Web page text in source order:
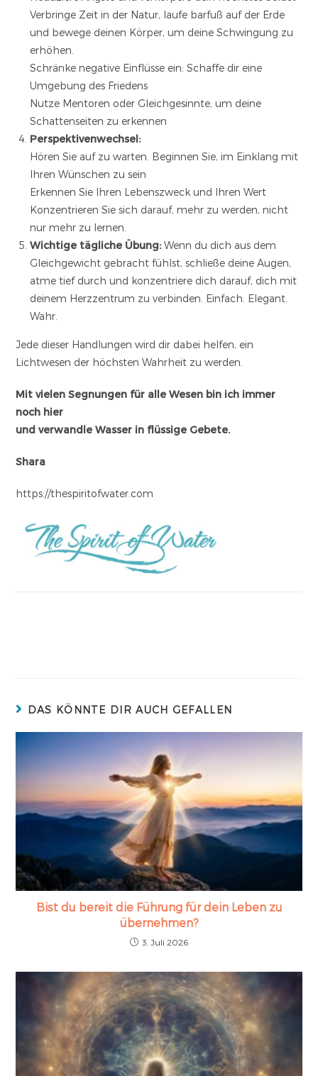
Verbringe Zeit in der Natur, laufe barfuß auf der Erde
und bewege deinen Körper, um deine Schwingung zu
erhöhen.
Schränke negative Einflüsse ein: Schaffe dir eine
Umgebung des Friedens
Nutze Mentoren oder Gleichgesinnte, um deine
Schattenseiten zu erkennen
Perspektivenwechsel:
Hören Sie auf zu warten. Beginnen Sie, im Einklang mit
Ihren Wünschen zu sein
Erkennen Sie Ihren Lebenszweck und Ihren Wert
Konzentrieren Sie sich darauf, mehr zu werden, nicht
nur mehr zu lernen.
Wichtige tägliche Übung: Wenn du dich aus dem
Gleichgewicht gebracht fühlst, schließe deine Augen,
atme tief durch und konzentriere dich darauf, dich mit
deinem Herzzentrum zu verbinden. Einfach. Elegant.
Wahr.
Jede dieser Handlungen wird dir dabei helfen, ein
Lichtwesen der höchsten Wahrheit zu werden.
Mit vielen Segnungen für alle Wesen bin ich immer
noch hier
und verwandle Wasser in flüssige Gebete.
Shara
https://thespiritofwater.com
DAS KÖNNTE DIR AUCH GEFALLEN
Bist du bereit die Führung für dein Leben zu
übernehmen?
3. Juli 2026